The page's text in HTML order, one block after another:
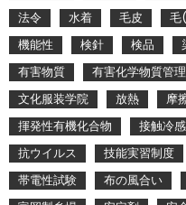
法令
水着 毛皮 毛
機能性
検針 検品
有害物質
有害化学物質管理
文化服装学院
放熱 摩
揮発性有機化合物
接触冷感
抗ウイルス
技能実習制度
帯電性試験
布の風合い